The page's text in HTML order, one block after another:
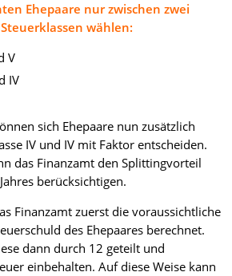
Ehepaare nur zwischen zwei
wählen:
V
IV
sich Ehepaare nun zusätzlich
IV und IV mit Faktor entscheiden.
das Finanzamt den Splittingvorteil
berücksichtigen.
Finanzamt zuerst die voraussichtliche
des Ehepaares berechnet.
dann durch 12 geteilt und
einbehalten. Auf diese Weise kann